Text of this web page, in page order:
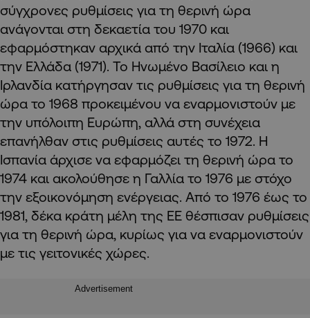
σύγχρονες ρυθμίσεις για τη θερινή ώρα
ανάγονται στη δεκαετία του 1970 και
εφαρμόστηκαν αρχικά από την Ιταλία (1966) και
την Ελλάδα (1971). Το Ηνωμένο Βασίλειο και η
Ιρλανδία κατήργησαν τις ρυθμίσεις για τη θερινή
ώρα το 1968 προκειμένου να εναρμονιστούν με
την υπόλοιπη Ευρώπη, αλλά στη συνέχεια
επανήλθαν στις ρυθμίσεις αυτές το 1972. Η
Ισπανία άρχισε να εφαρμόζει τη θερινή ώρα το
1974 και ακολούθησε η Γαλλία το 1976 με στόχο
την εξοικονόμηση ενέργειας. Από το 1976 έως το
1981, δέκα κράτη μέλη της ΕΕ θέσπισαν ρυθμίσεις
για τη θερινή ώρα, κυρίως για να εναρμονιστούν
με τις γειτονικές χώρες.
Advertisement